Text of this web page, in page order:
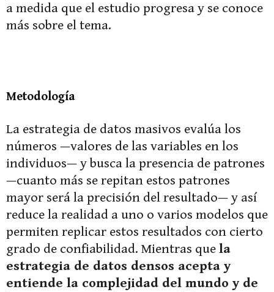
a medida que el estudio progresa y se conoce
más sobre el tema.
Metodología
La estrategia de datos masivos evalúa los
números —valores de las variables en los
individuos— y busca la presencia de patrones
—cuanto más se repitan estos patrones
mayor será la precisión del resultado— y así
reduce la realidad a uno o varios modelos que
permiten replicar estos resultados con cierto
grado de confiabilidad. Mientras que la
estrategia de datos densos acepta y
entiende la complejidad del mundo y de